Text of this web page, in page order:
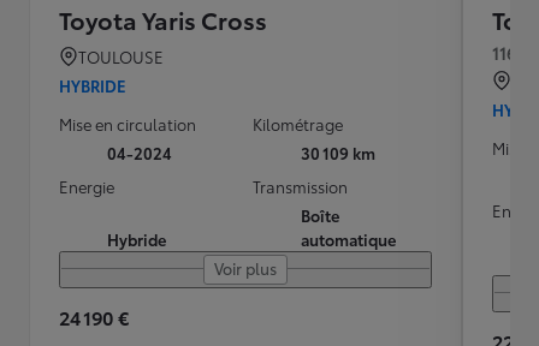
Toyota Yaris Cross
TOULOUSE
HYBRIDE
Mise en circulation
04-2024
Kilométrage
30 109 km
Energie
Hybride
Transmission
Boîte
automatique
Voir plus
24 190 €
116h
Mise
22